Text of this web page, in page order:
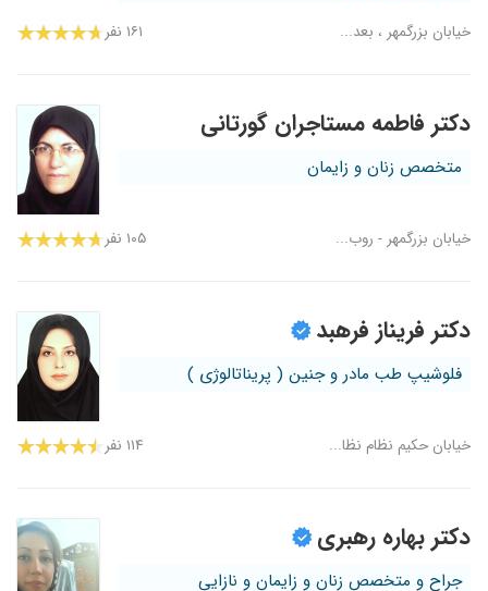
خیابان بزرگمهر ، بعد... ۱۶۱ نفر
دکتر فاطمه مستاجران گورتانی
متخصص زنان و زایمان
خیابان بزرگمهر - روب... ۱۰۵ نفر
دکتر فریناز فرهبد
فلوشیپ طب مادر و جنین ( پریناتالوژی )
خیابان حکیم نظام نظا... ۱۱۴ نفر
دکتر بهاره رهبری
جراح و متخصص زنان و زایمان و نازایی